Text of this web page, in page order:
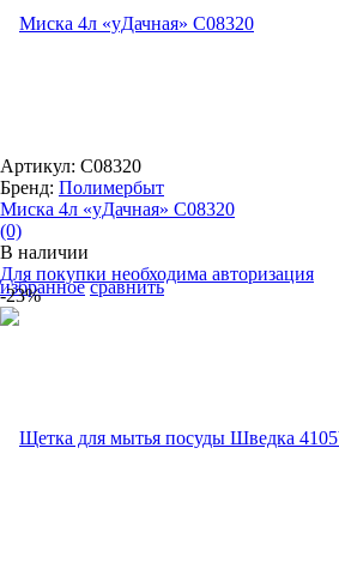
избранное сравнить
Артикул: С08320
Бренд: Полимербыт
Миска 4л «уДачная» С08320
(0)
В наличии
Для покупки необходима авторизация
-23%